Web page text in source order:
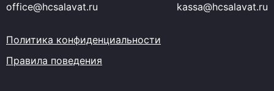
office@hcsalavat.ru
kassa@hcsalavat.ru
Политика конфиденциальности
Правила поведения